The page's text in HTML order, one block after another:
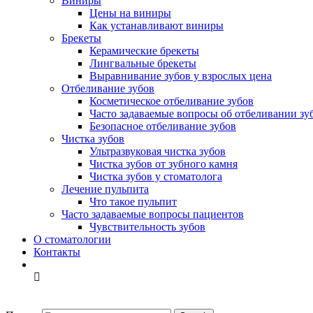
Цены на виниры
Как устанавливают виниры
Брекеты
Керамические брекеты
Лингвальные брекеты
Выравнивание зубов у взрослых цена
Отбеливание зубов
Косметическое отбеливание зубов
Часто задаваемые вопросы об отбеливании
Безопасное отбеливание зубов
Чистка зубов
Ультразвуковая чистка зубов
Чистка зубов от зубного камня
Чистка зубов у стоматолога
Лечение пульпита
Что такое пульпит
Часто задаваемые вопросы пациентов
Чувствительность зубов
О стоматологии
Контакты